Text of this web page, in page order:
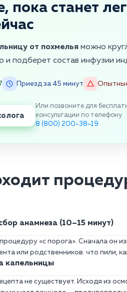
пока станет
от похмелья можно
и подберет состав инфузии
Приезд за 45 минут
Или позвоните для
консультации по телефону
8 (800) 200-38-19
анамнеза (10–15 минут)
«с порога». Сначала он
или родственников: что пили,
капельницы
не существует. Исходя из